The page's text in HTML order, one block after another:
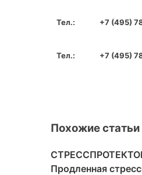
Тел.: +7 (495) 785-
Тел.: +7 (495) 785-
Похожие статьи
Продленная